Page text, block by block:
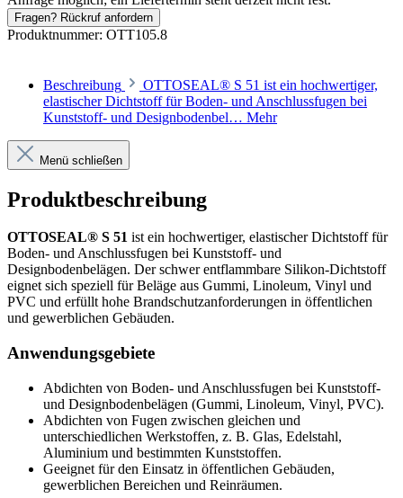
Fragen? Rückruf anfordern
Produktnummer: OTT105.8
Beschreibung
OTTOSEAL® S 51 ist ein hochwertiger,
elastischer Dichtstoff für Boden- und Anschlussfugen bei
Kunststoff- und Designbodenbel… Mehr
Menü schließen
Produktbeschreibung
OTTOSEAL® S 51 ist ein hochwertiger, elastischer Dichtstoff für
Boden- und Anschlussfugen bei Kunststoff- und
Designbodenbelägen. Der schwer entflammbare Silikon-Dichtstoff
eignet sich speziell für Beläge aus Gummi, Linoleum, Vinyl und
PVC und erfüllt hohe Brandschutzanforderungen in öffentlichen
und gewerblichen Gebäuden.
Anwendungsgebiete
Abdichten von Boden- und Anschlussfugen bei Kunststoff-
und Designbodenbelägen (Gummi, Linoleum, Vinyl, PVC).
Abdichten von Fugen zwischen gleichen und
unterschiedlichen Werkstoffen, z. B. Glas, Edelstahl,
Aluminium und bestimmten Kunststoffen.
Geeignet für den Einsatz in öffentlichen Gebäuden,
gewerblichen Bereichen und Reinräumen.